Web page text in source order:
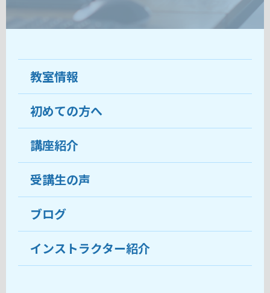
教室情報
教室について
受講生の声
おすすめ・人気の講座
目的から講座を探す
教室ブログ
初めての方へ
ココがおすすめ
料金
受講までの流れ
よくあるご質問
講座紹介
受講生の声
ブログ
インストラクター紹介